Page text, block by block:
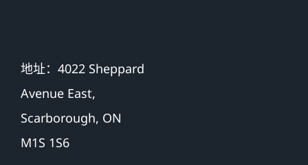
地址：4022 Sheppard
Avenue East,
Scarborough, ON
M1S 1S6